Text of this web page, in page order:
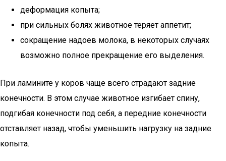
деформация копыта;
при сильных болях животное теряет аппетит;
сокращение надоев молока, в некоторых случаях
возможно полное прекращение его выделения.
При ламините у коров чаще всего страдают задние
конечности. В этом случае животное изгибает спину,
подгибая конечности под себя, а передние конечности
отставляет назад, чтобы уменьшить нагрузку на задние
копыта.